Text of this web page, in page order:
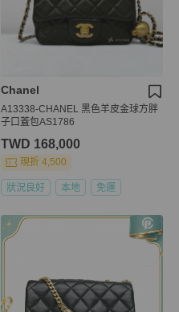
Chanel
A13338-CHANEL 黑色羊皮金球方胖
子口蓋包AS1786
TWD 168,000
現折 4,500
狀況良好 本地 免運